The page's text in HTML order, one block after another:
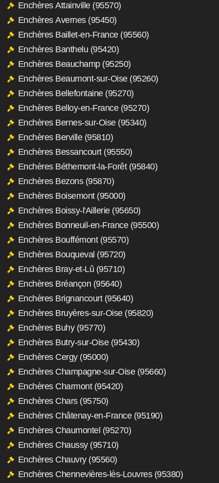
Enchères Attainville (95570)
Enchères Avernes (95450)
Enchères Baillet-en-France (95560)
Enchères Banthelu (95420)
Enchères Beauchamp (95250)
Enchères Beaumont-sur-Oise (95260)
Enchères Bellefontaine (95270)
Enchères Belloy-en-France (95270)
Enchères Bernes-sur-Oise (95340)
Enchères Berville (95810)
Enchères Bessancourt (95550)
Enchères Béthemont-la-Forêt (95840)
Enchères Bezons (95870)
Enchères Boisemont (95000)
Enchères Boissy-l'Aillerie (95650)
Enchères Bonneuil-en-France (95500)
Enchères Bouffémont (95570)
Enchères Bouqueval (95720)
Enchères Bray-et-Lû (95710)
Enchères Bréançon (95640)
Enchères Brignancourt (95640)
Enchères Bruyères-sur-Oise (95820)
Enchères Buhy (95770)
Enchères Butry-sur-Oise (95430)
Enchères Cergy (95000)
Enchères Champagne-sur-Oise (95660)
Enchères Charmont (95420)
Enchères Chars (95750)
Enchères Châtenay-en-France (95190)
Enchères Chaumontel (95270)
Enchères Chaussy (95710)
Enchères Chauvry (95560)
Enchères Chennevières-lès-Louvres (95380)